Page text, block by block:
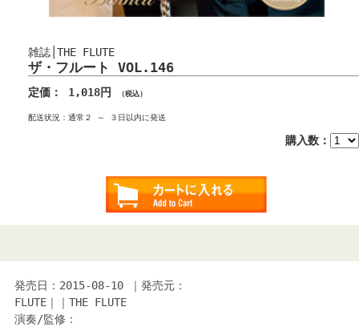
雑誌│THE FLUTE
ザ・フルート VOL.146
定価： 1,018円 （税込）
配送状況：通常２ ～ ３日以内に発送
購入数：
発売日：2015-08-10 ｜発売元：
FLUTE｜｜THE FLUTE
演奏/監修：